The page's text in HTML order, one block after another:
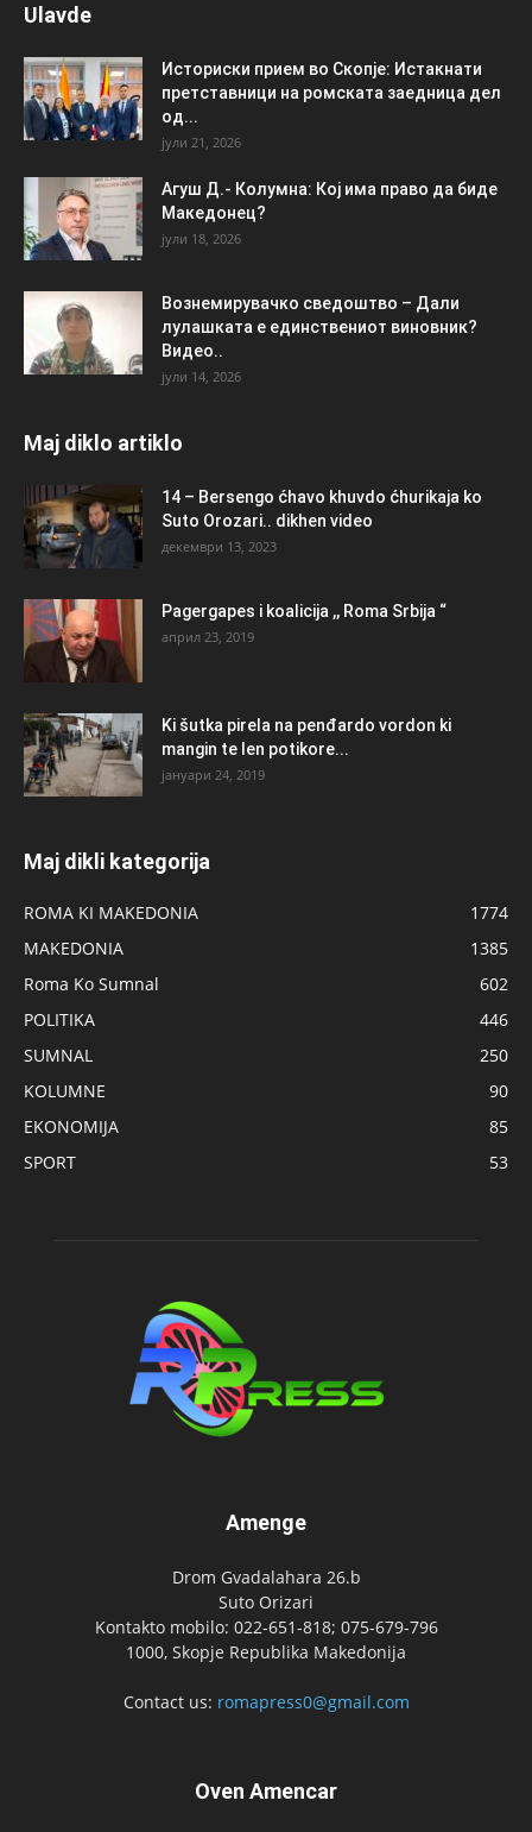
Ulavde
Историски прием во Скопје: Истакнати
претставници на ромската заедница дел
од...
јули 21, 2026
Агуш Д.- Колумна: Кој има право да биде
Македонец?
јули 18, 2026
Вознемирувачко сведоштво – Дали
лулашката е единствениот виновник?
Видео..
јули 14, 2026
Maj diklo artiklo
14 – Bersengo ćhavo khuvdo ćhurikaja ko
Suto Orozari.. dikhen video
декември 13, 2023
Pagergapes i koalicija ,, Roma Srbija “
април 23, 2019
Ki šutka pirela na penđardo vordon ki
mangin te len potikore...
јануари 24, 2019
Maj dikli kategorija
ROMA KI MAKEDONIA
1774
MAKEDONIA
1385
Roma Ko Sumnal
602
POLITIKA
446
SUMNAL
250
KOLUMNE
90
EKONOMIJA
85
SPORT
53
Amenge
Drom Gvadalahara 26.b
Suto Orizari
Kontakto mobilo: 022-651-818; 075-679-796
1000, Skopje Republika Makedonija
Contact us: romapress0@gmail.com
Oven Amencar